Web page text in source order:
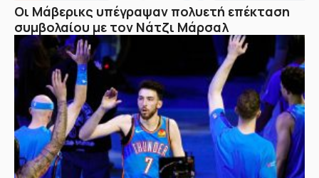
Οι Μάβερικς υπέγραψαν πολυετή επέκταση
συμβολαίου με τον Νάτζι Μάρσαλ